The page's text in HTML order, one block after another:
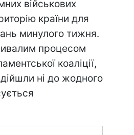
військових
країни для
минулого тижня.
процесом
коаліції,
ні до жодного